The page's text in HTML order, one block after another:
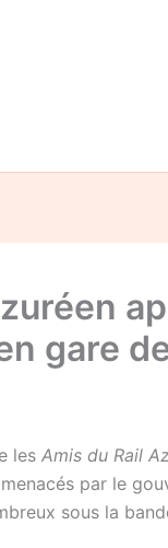
gare
les Amis du Rail
par le
sous la